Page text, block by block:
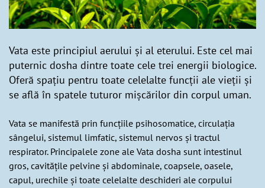
Vata este principiul aerului și al eterului. Este cel mai
puternic dosha dintre toate cele trei energii biologice.
Oferă spațiu pentru toate celelalte funcții ale vieții și
se află în spatele tuturor mișcărilor din corpul uman.
Vata se manifestă prin funcțiile psihosomatice, circulația
sângelui, sistemul limfatic, sistemul nervos și tractul
respirator. Principalele zone ale Vata dosha sunt intestinul
gros, cavitățile pelvine și abdominale, coapsele, oasele,
capul, urechile și toate celelalte deschideri ale corpului